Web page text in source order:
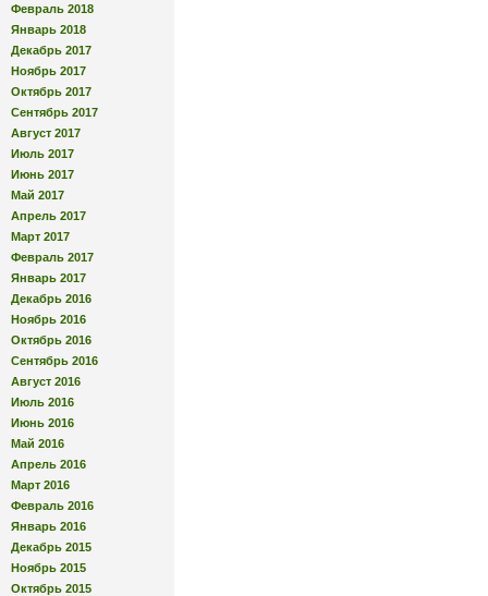
Февраль 2018
Январь 2018
Декабрь 2017
Ноябрь 2017
Октябрь 2017
Сентябрь 2017
Август 2017
Июль 2017
Июнь 2017
Май 2017
Апрель 2017
Март 2017
Февраль 2017
Январь 2017
Декабрь 2016
Ноябрь 2016
Октябрь 2016
Сентябрь 2016
Август 2016
Июль 2016
Июнь 2016
Май 2016
Апрель 2016
Март 2016
Февраль 2016
Январь 2016
Декабрь 2015
Ноябрь 2015
Октябрь 2015